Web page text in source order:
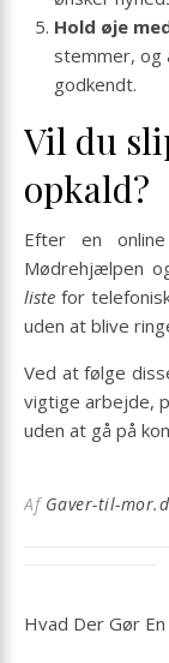
Hold øje
stemmer, og
godkendt.
Vil du
opkald?
Efter en
Mødrehjælpen
liste for
uden at blive
Ved at følge
vigtige arbejde,
uden at gå på
Af Gaver-til-
Hvad Der Gør